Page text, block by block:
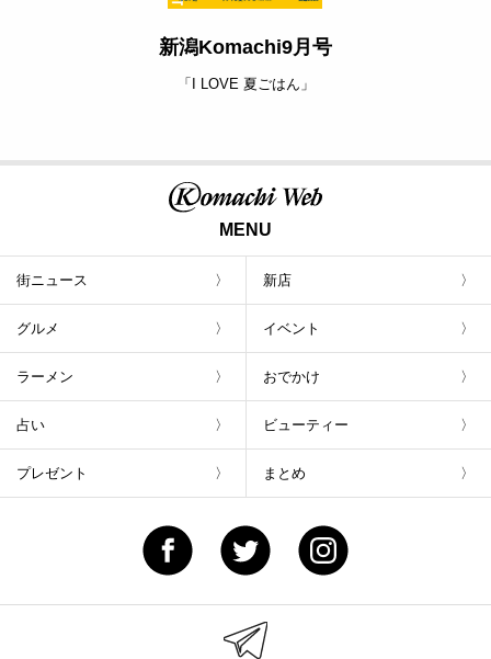
新潟Komachi9月号
「I LOVE 夏ごはん」
MENU
街ニュース 新店
グルメ イベント
ラーメン おでかけ
占い ビューティー
プレゼント まとめ